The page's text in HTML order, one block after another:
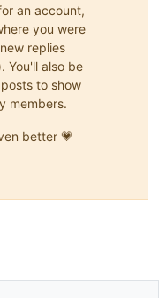
an account,
you were
replies
You'll also be
to show
members.
better 💗